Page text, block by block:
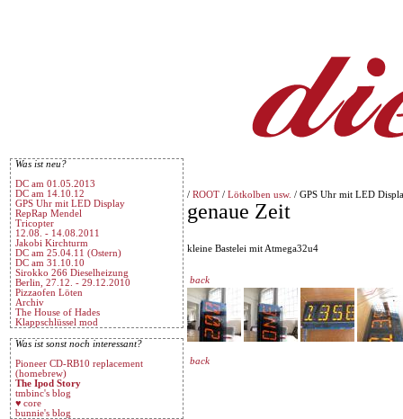
Was ist neu?
DC am 01.05.2013
DC am 14.10.12
GPS Uhr mit LED Display
RepRap Mendel
Tricopter
12.08. - 14.08.2011
Jakobi Kirchturm
DC am 25.04.11 (Ostern)
DC am 31.10.10
Sirokko 266 Dieselheizung
Berlin, 27.12. - 29.12.2010
Pizzaofen Löten
Archiv
The House of Hades
Klappschlüssel mod
Was ist sonst noch interessant?
Pioneer CD-RB10 replacement
(homebrew)
The Ipod Story
tmbinc's blog
♥ core
bunnie's blog
/ ROOT / Lötkolben usw. / GPS Uhr mit LED
genaue Zeit
kleine Bastelei mit Atmega32u4
back
back